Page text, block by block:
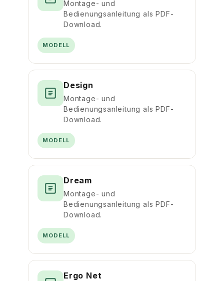
Montage- und
Bedienungsanleitung als PDF-
Download.
MODELL
Design
Montage- und
Bedienungsanleitung als PDF-
Download.
MODELL
Dream
Montage- und
Bedienungsanleitung als PDF-
Download.
MODELL
Ergo Net